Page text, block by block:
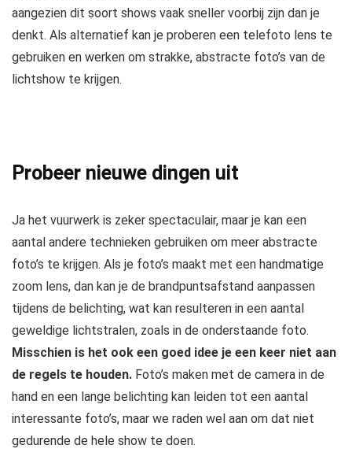
aangezien dit soort shows vaak sneller voorbij zijn dan je
denkt. Als alternatief kan je proberen een telefoto lens te
gebruiken en werken om strakke, abstracte foto’s van de
lichtshow te krijgen.
Probeer nieuwe dingen uit
Ja het vuurwerk is zeker spectaculair, maar je kan een
aantal andere technieken gebruiken om meer abstracte
foto’s te krijgen. Als je foto’s maakt met een handmatige
zoom lens, dan kan je de brandpuntsafstand aanpassen
tijdens de belichting, wat kan resulteren in een aantal
geweldige lichtstralen, zoals in de onderstaande foto.
Misschien is het ook een goed idee je een keer niet aan
de regels te houden. Foto’s maken met de camera in de
hand en een lange belichting kan leiden tot een aantal
interessante foto’s, maar we raden wel aan om dat niet
gedurende de hele show te doen.